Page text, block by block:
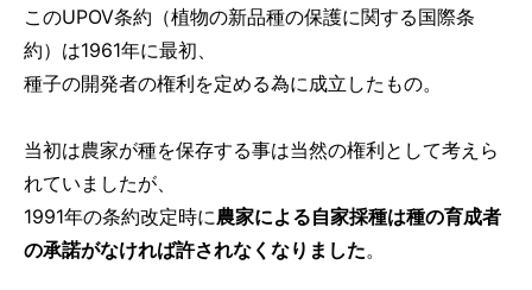
このUPOV条約（植物の新品種の保護に関する国際条
約）は1961年に最初、
種子の開発者の権利を定める為に成立したもの。
当初は農家が種を保存する事は当然の権利として考えら
れていましたが、
1991年の条約改定時に農家による自家採種は種の育成者
の承諾がなければ許されなくなりました。